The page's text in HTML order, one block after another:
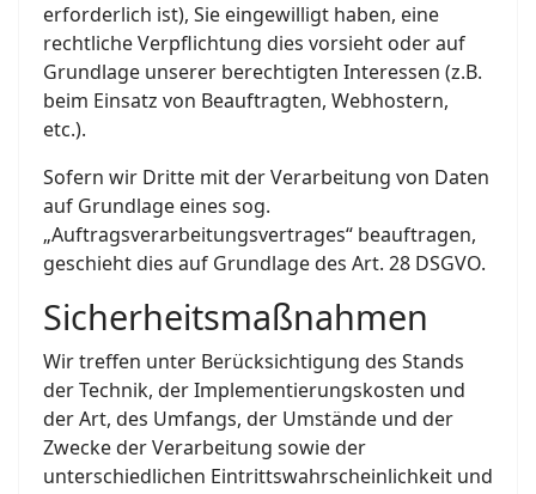
erforderlich ist), Sie eingewilligt haben, eine
rechtliche Verpflichtung dies vorsieht oder auf
Grundlage unserer berechtigten Interessen (z.B.
beim Einsatz von Beauftragten, Webhostern,
etc.).
Sofern wir Dritte mit der Verarbeitung von Daten
auf Grundlage eines sog.
„Auftragsverarbeitungsvertrages“ beauftragen,
geschieht dies auf Grundlage des Art. 28 DSGVO.
Sicherheitsmaßnahmen
Wir treffen unter Berücksichtigung des Stands
der Technik, der Implementierungskosten und
der Art, des Umfangs, der Umstände und der
Zwecke der Verarbeitung sowie der
unterschiedlichen Eintrittswahrscheinlichkeit und